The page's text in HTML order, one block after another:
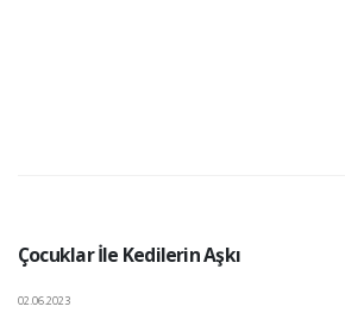
Çocuklar İle Kedilerin Aşkı
02.06.2023